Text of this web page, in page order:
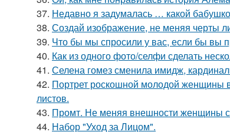
37. Недавно я задумалась … какой
38. Создай изображение, не меняя черты
39. Что бы мы спросили у вас, если бы вы
40. Как из одного фото/селфи сделать
41. Селена гомез сменила имидж,
42. Портрет роскошной молодой женщины
листов.
43. Промт. Не меняя внешности женщины с
44. Набор "Уход за Лицом".